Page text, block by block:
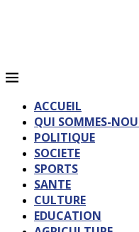
ACCUEIL
QUI SOMMES-
POLITIQUE
SOCIETE
SPORTS
SANTE
CULTURE
EDUCATION